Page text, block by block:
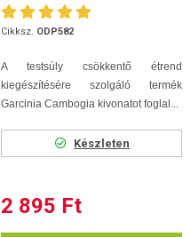
+ króm
Cikksz. ODP582
A testsúly csökkentő étrend
kiegészítésére szolgáló termék
Garcinia Cambogia kivonatot foglal...
Készleten
2 895 Ft